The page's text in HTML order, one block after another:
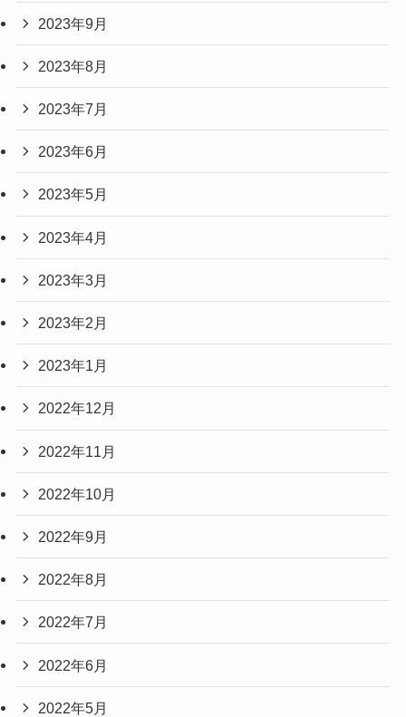
2023年9月
2023年8月
2023年7月
2023年6月
2023年5月
2023年4月
2023年3月
2023年2月
2023年1月
2022年12月
2022年11月
2022年10月
2022年9月
2022年8月
2022年7月
2022年6月
2022年5月